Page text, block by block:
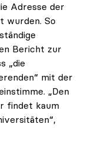
Adresse der
wurden. So
Bericht zur
„die
mit der
„Den
findet kaum
Widerspruch zu